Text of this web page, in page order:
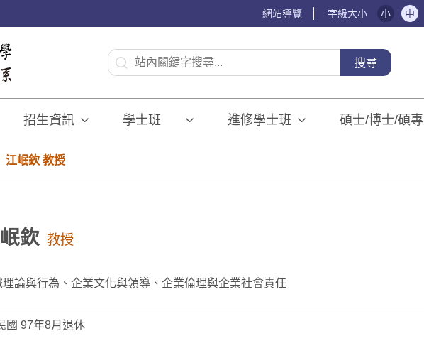
網站導覽 字級大小 小 中
搜尋
招生資訊 學士班⠀⠀ 進修學士班 碩士/博士/碩專
江岷欽 教授
欽 教授
理論與行為、企業文化與領導、企業倫理與企業社會責任
國 97年8月退休